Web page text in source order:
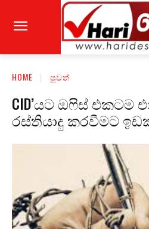
HOME පුවත්
CID’යට ඔෆිස් එකටම
රස්තියාදු කරවීමට